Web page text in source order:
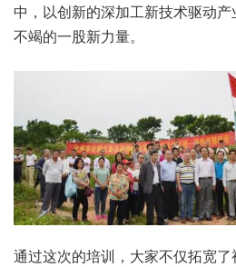
中，以创新的深加工新技术驱动
不竭的一股新力量。
通过这次的培训，大家不仅拓宽